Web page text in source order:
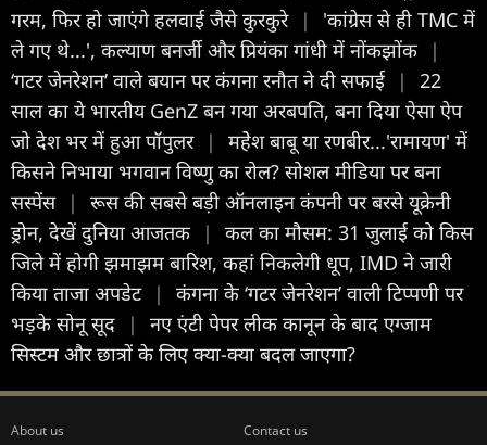
गरम, फिर हो जाएंगे हलवाई जैसे कुरकुरे |
'कांग्रेस से ही TMC में
ले गए थे...', कल्याण बनर्जी और प्रियंका गांधी में नोंकझोंक
|
‘गटर जेनरेशन’ वाले बयान पर कंगना रनौत ने दी सफाई
|
22
साल का ये भारतीय GenZ बन गया अरबपति, बना दिया ऐसा ऐप
जो देश भर में हुआ पॉपुलर |
महेेश बाबू या रणबीर...'रामायण' में
किसने निभाया भगवान विष्णु का रोल? सोशल मीडिया पर बना
सस्पेंस |
रूस की सबसे बड़ी ऑनलाइन कंपनी पर बरसे यूक्रेनी
ड्रोन, देखें दुन‍िया आजतक
|
कल का मौसम: 31 जुलाई को किस
जिले में होगी झमाझम बारिश, कहां निकलेगी धूप, IMD ने जारी
किया ताजा अपडेट |
कंगना के ‘गटर जेनरेशन’ वाली टिप्पणी पर
भड़के सोनू सूद
|
नए एंटी पेपर लीक कानून के बाद एग्जाम
सिस्टम और छात्रों के लिए क्या-क्या बदल जाएगा?
About us Contact us